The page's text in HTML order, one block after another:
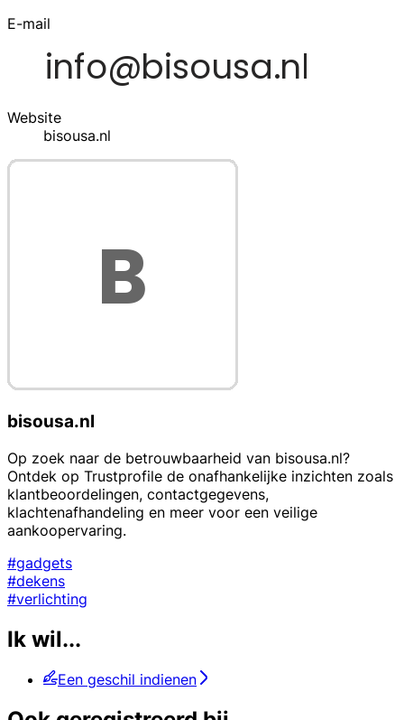
E-mail
Website
bisousa.nl
bisousa.nl
Op zoek naar de betrouwbaarheid van bisousa.nl?
Ontdek op Trustprofile de onafhankelijke inzichten zoals
klantbeoordelingen, contactgegevens,
klachtenafhandeling en meer voor een veilige
aankoopervaring.
#gadgets
#dekens
#verlichting
Ik wil...
Een geschil indienen